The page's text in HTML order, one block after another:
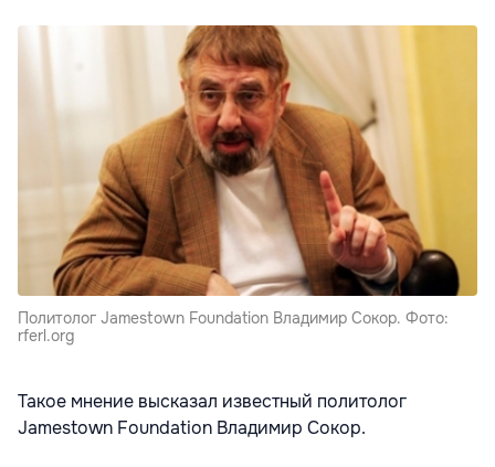
Политолог Jamestown Foundation Владимир Сокор. Фото:
rferl.org
Такое мнение высказал известный политолог
Jamestown Foundation Владимир Сокор.